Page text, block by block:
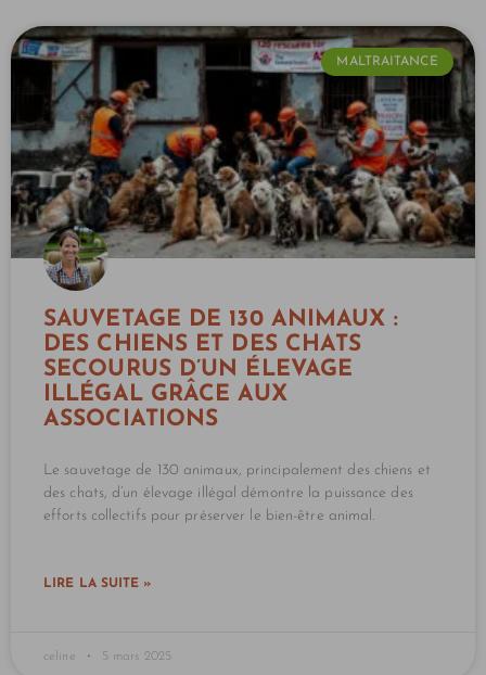
MALTRAITANCE
SAUVETAGE DE 130 ANIMAUX :
DES CHIENS ET DES CHATS
SECOURUS D’UN ÉLEVAGE
ILLÉGAL GRÂCE AUX
ASSOCIATIONS
Le sauvetage de 130 animaux, principalement des chiens et
des chats, d’un élevage illégal démontre la puissance des
efforts collectifs pour préserver le bien-être animal.
LIRE LA SUITE »
celine 5 mars 2025